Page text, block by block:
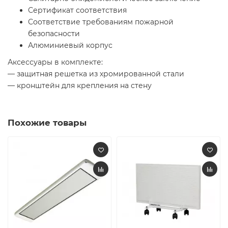
Сертификат соответствия
Соответствие требованиям пожарной
безопасности
Алюминиевый корпус
Аксессуары в комплекте:
— защитная решетка из хромированной стали
— кронштейн для крепления на стену
Похожие товары